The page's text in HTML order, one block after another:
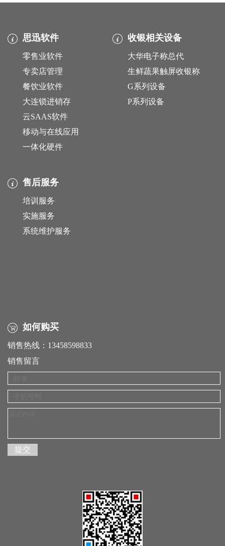
思迅软件
零售业软件
专卖店管理
餐饮业软件
大连锁进销存
云SAAS软件
移动与在线应用
一体化硬件
收银相关设备
大华电子称总代
生鲜蔬果触屏收银称
G系列设备
P系列设备
售后服务
培训服务
实施服务
系统维护服务
如何购买
销售热线：13458598833
销售留言